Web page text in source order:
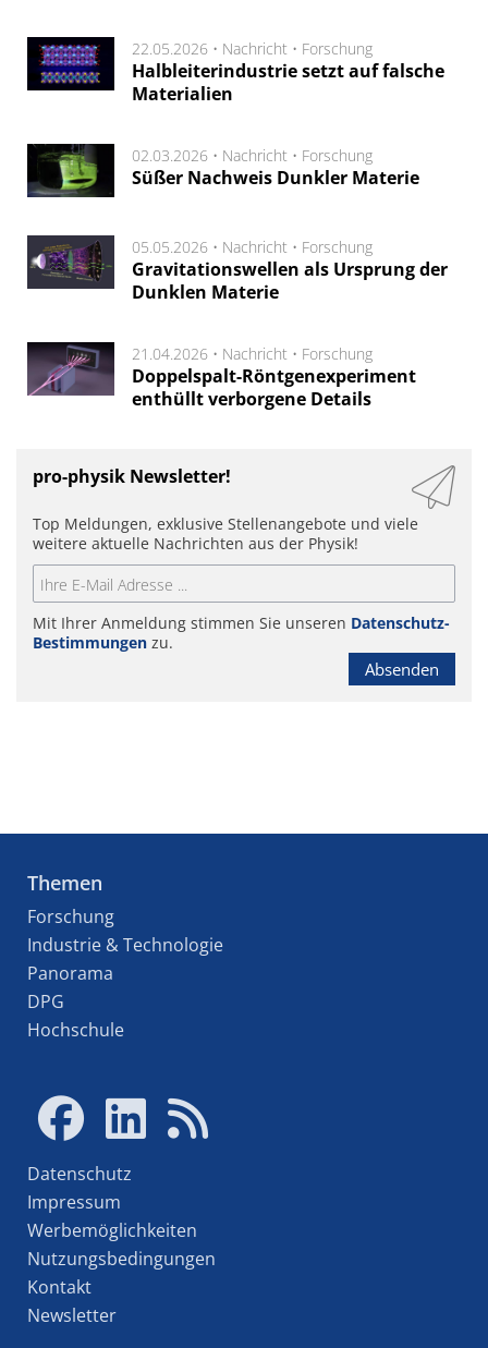
22.05.2026 • Nachricht • Forschung
Halbleiterindustrie setzt auf falsche
Materialien
02.03.2026 • Nachricht • Forschung
Süßer Nachweis Dunkler Materie
05.05.2026 • Nachricht • Forschung
Gravitationswellen als Ursprung der
Dunklen Materie
21.04.2026 • Nachricht • Forschung
Doppelspalt-Röntgenexperiment
enthüllt verborgene Details
pro-physik Newsletter!
Top Meldungen, exklusive Stellenangebote und viele
weitere aktuelle Nachrichten aus der Physik!
Mit Ihrer Anmeldung stimmen Sie unseren Datenschutz-
Bestimmungen zu.
Absenden
Themen
Forschung
Industrie & Technologie
Panorama
DPG
Hochschule
Datenschutz
Impressum
Werbemöglichkeiten
Nutzungsbedingungen
Kontakt
Newsletter